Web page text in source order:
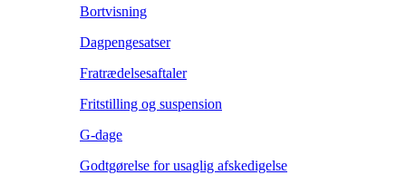
Bortvisning
Dagpengesatser
Fratrædelsesaftaler
Fritstilling og suspension
G-dage
Godtgørelse for usaglig afskedigelse